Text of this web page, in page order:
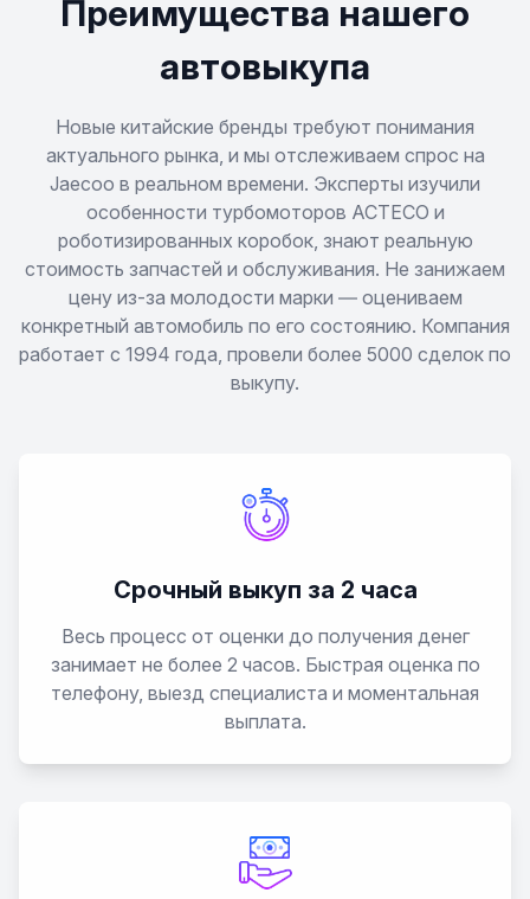
Преимущества нашего
автовыкупа
Новые китайские бренды требуют понимания
актуального рынка, и мы отслеживаем спрос на
Jaecoo в реальном времени. Эксперты изучили
особенности турбомоторов ACTECO и
роботизированных коробок, знают реальную
стоимость запчастей и обслуживания. Не занижаем
цену из-за молодости марки — оцениваем
конкретный автомобиль по его состоянию. Компания
работает с 1994 года, провели более 5000 сделок по
выкупу.
Срочный выкуп за 2 часа
Весь процесс от оценки до получения денег
занимает не более 2 часов. Быстрая оценка по
телефону, выезд специалиста и моментальная
выплата.